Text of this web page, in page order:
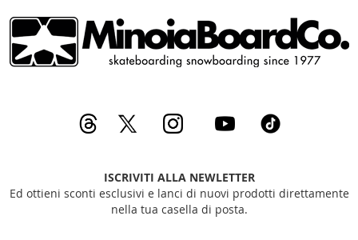
ISCRIVITI ALLA NEWLETTER
Ed ottieni sconti esclusivi e lanci di nuovi prodotti direttamente
nella tua casella di posta.